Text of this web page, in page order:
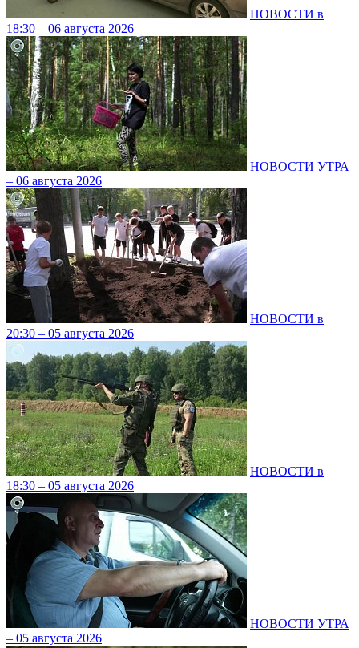
НОВОСТИ в
18:30 – 06 августа 2026
НОВОСТИ УТРА
– 06 августа 2026
НОВОСТИ в
20:30 – 05 августа 2026
НОВОСТИ в
18:30 – 05 августа 2026
НОВОСТИ УТРА
– 05 августа 2026